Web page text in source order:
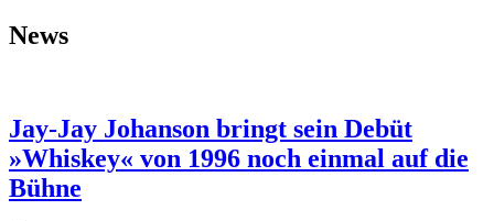
News
Jay-Jay Johanson bringt sein Debüt
»Whiskey« von 1996 noch einmal auf die
Bühne